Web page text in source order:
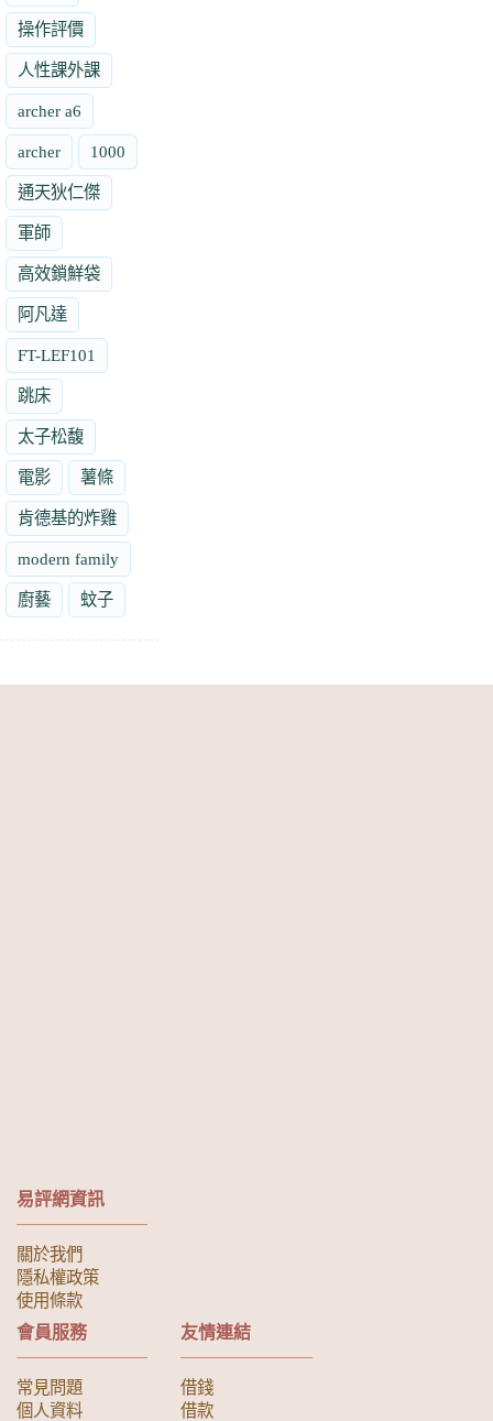
操作評價
人性課外課
archer a6
archer 1000
通天狄仁傑
軍師
高效鎖鮮袋
阿凡達
FT-LEF101
跳床
太子松馥
電影 薯條
肯德基的炸雞
modern family
廚藝 蚊子
易評網資訊
關於我們
隱私權政策
使用條款
會員服務
常見問題
個人資料
友情連結
借錢
借款